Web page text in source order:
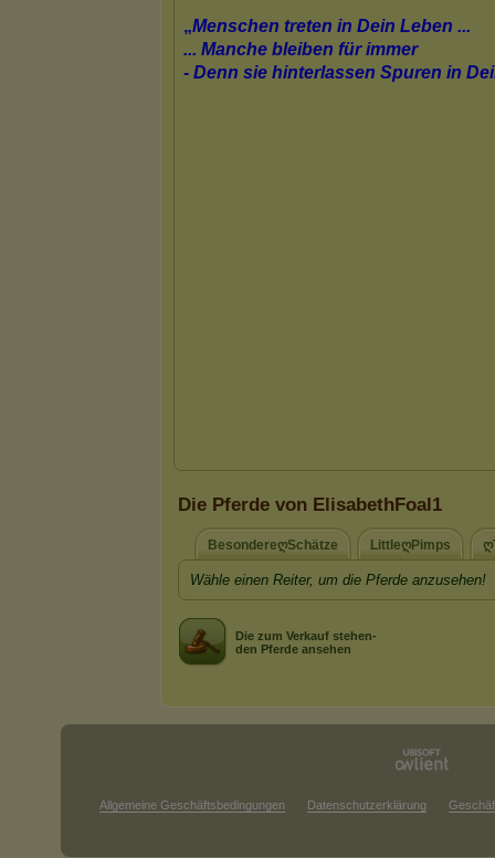
Die Pferde von ElisabethFoal1
BesondereღSchätze LittleღPimps
Wähle einen Reiter, um die Pferde anzusehen!
Die zum Verkauf stehen-
den Pferde ansehen
Allgemeine Geschäftsbedingungen Datenschutzerklärung